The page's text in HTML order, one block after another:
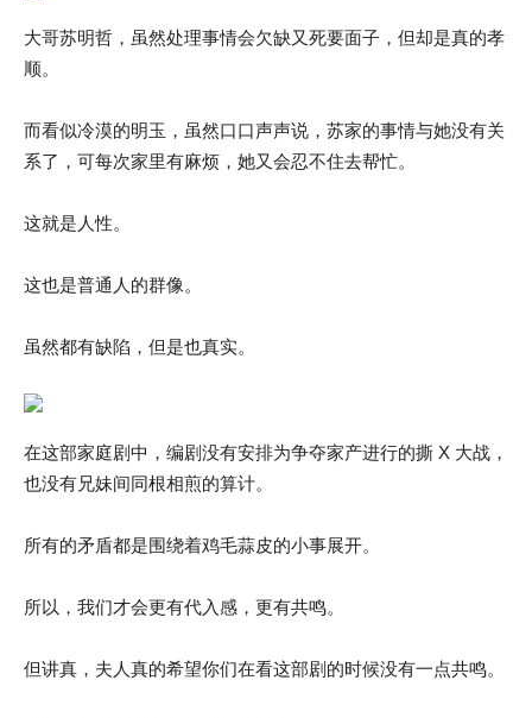
大哥苏明哲，虽然处理事情会欠缺又死要面子，但却是真的孝
顺。
而看似冷漠的明玉，虽然口口声声说，苏家的事情与她没有关
系了，可每次家里有麻烦，她又会忍不住去帮忙。
这就是人性。
这也是普通人的群像。
虽然都有缺陷，但是也真实。
在这部家庭剧中，编剧没有安排为争夺家产进行的撕 X 大战，
也没有兄妹间同根相煎的算计。
所有的矛盾都是围绕着鸡毛蒜皮的小事展开。
所以，我们才会更有代入感，更有共鸣。
但讲真，夫人真的希望你们在看这部剧的时候没有一点共鸣。